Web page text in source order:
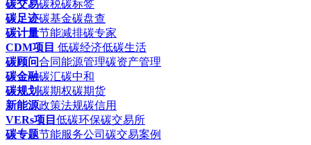
碳交易碳税碳标签
碳足迹碳基金碳盘查
碳计量节能减排碳专家
CDM项目 低碳经济低碳生活
碳顾问合同能源管理碳资产管理
碳金融碳汇碳中和
碳规划碳期权碳期货
新能源政策法规碳信用
VERs项目 低碳环保碳交易所
碳专题节能服务公司 碳交易案例